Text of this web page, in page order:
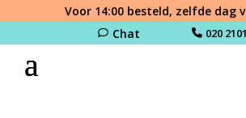
Voor 14:00 besteld, zelfde dag
Chat
020